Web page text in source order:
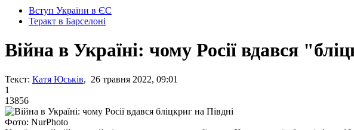
Вступ України в ЄС
Теракт в Барселоні
Війна в Україні: чому Росії вдався
Текст: Катя Юськів, 26 травня 2022, 09:01
1
13856
Фото: NurPhoto